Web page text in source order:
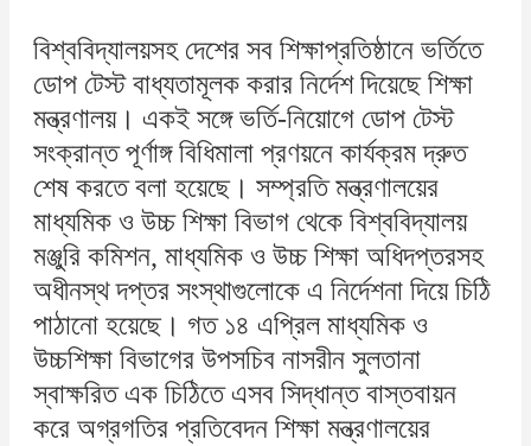
বিশ্ববিদ্যালয়সহ দেশের সব শিক্ষাপ্রতিষ্ঠানে ভর্তিতে
ডোপ টেস্ট বাধ্যতামূলক করার নির্দেশ দিয়েছে শিক্ষা
মন্ত্রণালয়। একই সঙ্গে ভর্তি-নিয়োগে ডোপ টেস্ট
সংক্রান্ত পূর্ণাঙ্গ বিধিমালা প্রণয়নে কার্যক্রম দ্রুত
শেষ করতে বলা হয়েছে। সম্প্রতি মন্ত্রণালয়ের
মাধ্যমিক ও উচ্চ শিক্ষা বিভাগ থেকে বিশ্ববিদ্যালয়
মঞ্জুরি কমিশন, মাধ্যমিক ও উচ্চ শিক্ষা অধিদপ্তরসহ
অধীনস্থ দপ্তর সংস্থাগুলোকে এ নির্দেশনা দিয়ে চিঠি
পাঠানো হয়েছে। গত ১৪ এপ্রিল মাধ্যমিক ও
উচ্চশিক্ষা বিভাগের উপসচিব নাসরীন সুলতানা
স্বাক্ষরিত এক চিঠিতে এসব সিদ্ধান্ত বাস্তবায়ন
করে অগ্রগতির প্রতিবেদন শিক্ষা মন্ত্রণালয়ের